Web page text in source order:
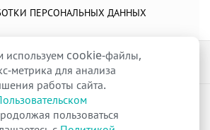
ПЕРСОНАЛЬНЫХ ДАННЫХ
00263680 от 07 декабря 2017 г.
используем cookie-файлы,
метрика для анализа
работы сайта.
пользоваться